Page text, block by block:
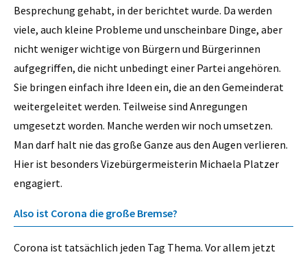
Besprechung gehabt, in der berichtet wurde. Da werden
viele, auch kleine Probleme und unscheinbare Dinge, aber
nicht weniger wichtige von Bürgern und Bürgerinnen
aufgegriffen, die nicht unbedingt einer Partei angehören.
Sie bringen einfach ihre Ideen ein, die an den Gemeinderat
weitergeleitet werden. Teilweise sind Anregungen
umgesetzt worden. Manche werden wir noch umsetzen.
Man darf halt nie das große Ganze aus den Augen verlieren.
Hier ist besonders Vizebürgermeisterin Michaela Platzer
engagiert.
Also ist Corona die große Bremse?
Corona ist tatsächlich jeden Tag Thema. Vor allem jetzt